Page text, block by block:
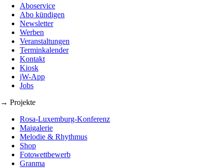
Aboservice
Abo kündigen
Newsletter
Werben
Veranstaltungen
Terminkalender
Kontakt
Kiosk
jW-App
Jobs
→ Projekte
Rosa-Luxemburg-Konferenz
Maigalerie
Melodie & Rhythmus
Shop
Fotowettbewerb
Granma